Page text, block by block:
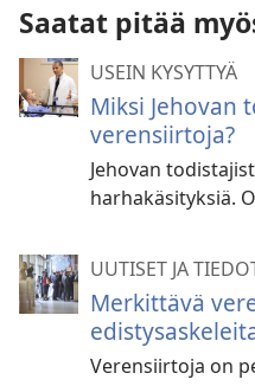
Saatat pitää
USEIN KYSYTTYÄ
Miksi Jehovan
verensiirtoja?
Jehovan
harhakäsityksiä.
UUTISET JA
Merkittävä
Verensiirtoja on